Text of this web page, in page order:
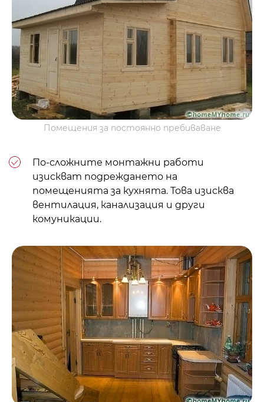
Помещения за постоянно пребиваване
По-сложните монтажни работи
изискват подреждането на
помещенията за кухнята. Това изисква
вентилация, канализация и други
комуникации.